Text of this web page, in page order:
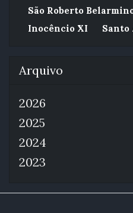
São Roberto
Inocêncio XI
Santo
Arquivo
2026
2025
2024
2023